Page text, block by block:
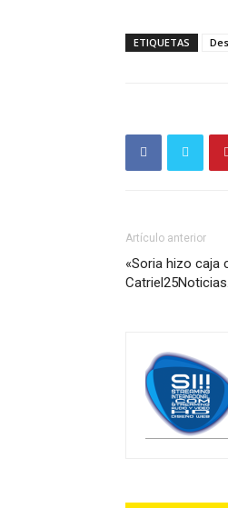
ETIQUETAS
Artículo anterior
«Soria hizo caja